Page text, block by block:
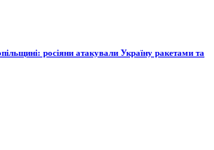
росіяни атакували Україну ракетами та